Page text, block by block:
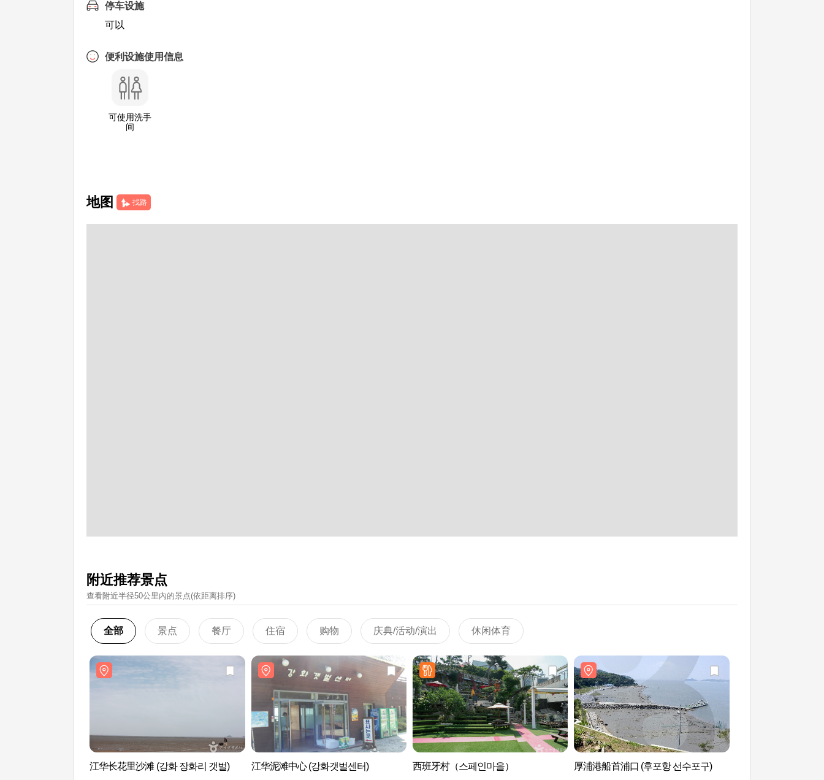
停车设施
可以
便利设施使用信息
可使用洗手
间
地图 找路
附近推荐景点
查看附近半径50公里內的景点(依距离排序)
全部 景点 餐厅 住宿 购物 庆典/活动/演出 休闲体育
江华长花里沙滩 (강화 장화리 갯벌) 江华泥滩中心 (강화갯벌센터) 西班牙村（스페인마을） 厚浦港船首浦口 (후포항 선수포구)